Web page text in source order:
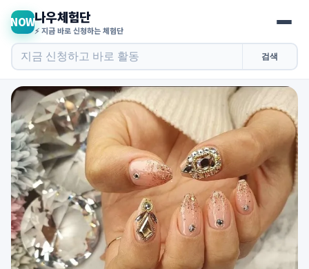
NOW나우체험단
⚡ 지금 바로 신청하는 체험단
검색